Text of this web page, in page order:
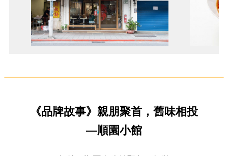
《品牌故事》親朋聚首，舊味相投
—順園小館